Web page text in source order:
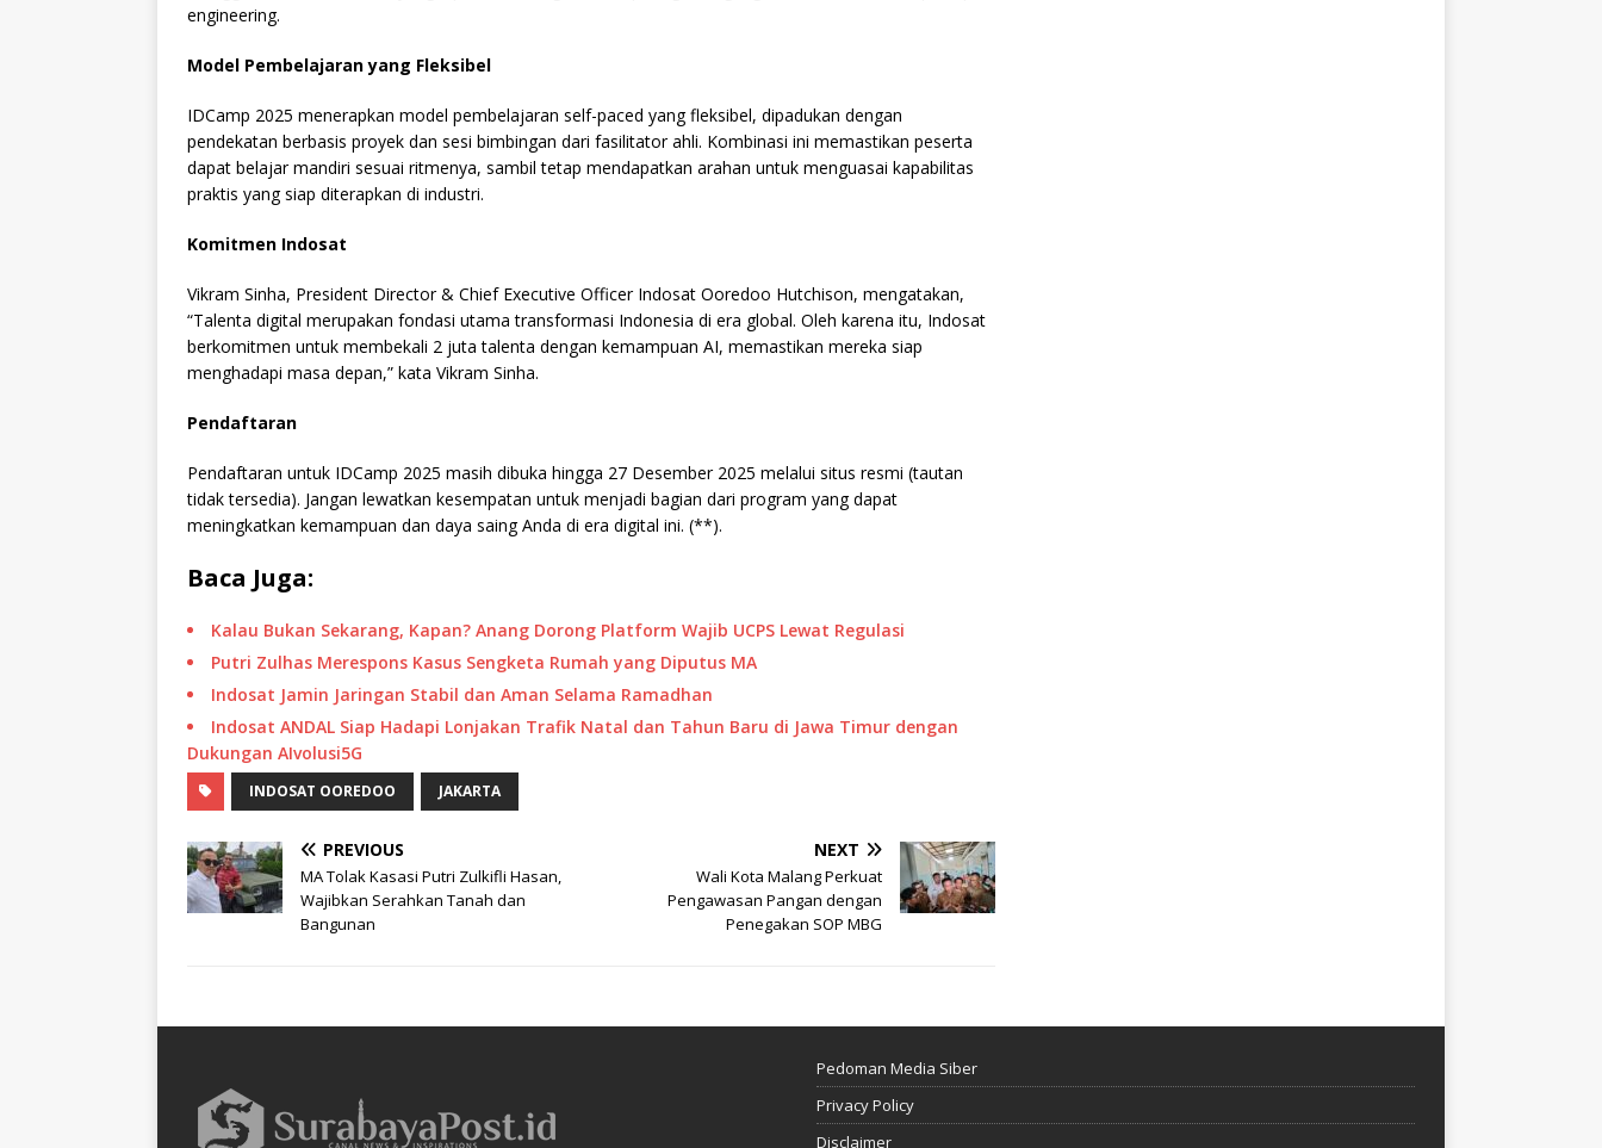
engineering.
Model Pembelajaran yang Fleksibel
IDCamp 2025 menerapkan model pembelajaran self-paced yang fleksibel, dipadukan dengan
pendekatan berbasis proyek dan sesi bimbingan dari fasilitator ahli. Kombinasi ini memastikan peserta
dapat belajar mandiri sesuai ritmenya, sambil tetap mendapatkan arahan untuk menguasai kapabilitas
praktis yang siap diterapkan di industri.
Komitmen Indosat
Vikram Sinha, President Director & Chief Executive Officer Indosat Ooredoo Hutchison, mengatakan,
“Talenta digital merupakan fondasi utama transformasi Indonesia di era global. Oleh karena itu, Indosat
berkomitmen untuk membekali 2 juta talenta dengan kemampuan AI, memastikan mereka siap
menghadapi masa depan,” kata Vikram Sinha.
Pendaftaran
Pendaftaran untuk IDCamp 2025 masih dibuka hingga 27 Desember 2025 melalui situs resmi (tautan
tidak tersedia). Jangan lewatkan kesempatan untuk menjadi bagian dari program yang dapat
meningkatkan kemampuan dan daya saing Anda di era digital ini. (**).
Baca Juga:
Kalau Bukan Sekarang, Kapan? Anang Dorong Platform Wajib UCPS Lewat Regulasi
Putri Zulhas Merespons Kasus Sengketa Rumah yang Diputus MA
Indosat Jamin Jaringan Stabil dan Aman Selama Ramadhan
Indosat ANDAL Siap Hadapi Lonjakan Trafik Natal dan Tahun Baru di Jawa Timur dengan
Dukungan AIvolusi5G
INDOSAT OOREDOO JAKARTA
PREVIOUS
MA Tolak Kasasi Putri Zulkifli Hasan,
Wajibkan Serahkan Tanah dan
Bangunan
NEXT
Wali Kota Malang Perkuat
Pengawasan Pangan dengan
Penegakan SOP MBG
Pedoman Media Siber
Privacy Policy
Disclaimer